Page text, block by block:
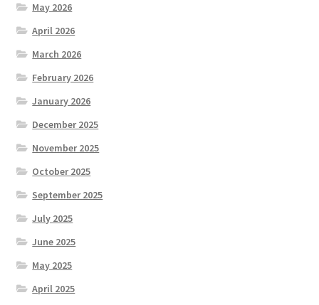
May 2026
April 2026
March 2026
February 2026
January 2026
December 2025
November 2025
October 2025
September 2025
July 2025
June 2025
May 2025
April 2025